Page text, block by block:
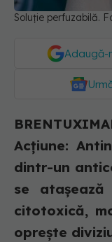
Soluție perfuzabilă.
Adaugă-
Acțiune:
dintr-un
se
citotoxică,
opreşte